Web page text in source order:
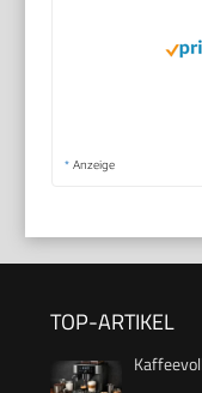
* Anzeige
TOP-ARTIKEL